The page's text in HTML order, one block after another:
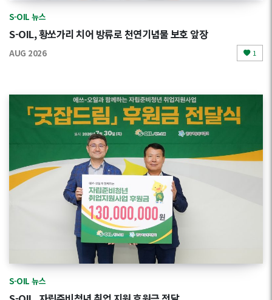
S-OIL 뉴스
S-OIL, 황쏘가리 치어 방류로 천연기념물 보호 앞장
AUG 2026 1
S-OIL 뉴스